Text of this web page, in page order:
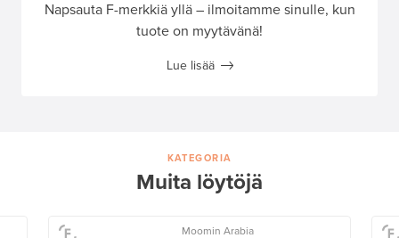
Napsauta F-merkkiä yllä – ilmoitamme sinulle, kun
tuote on myytävänä!
Lue lisää
KATEGORIA
Muita löytöjä
Moomin Arabia